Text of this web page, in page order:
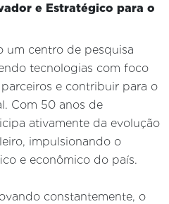
e Estratégico para o
um centro de pesquisa
tecnologias com foco
e contribuir para o
Com 50 anos de
ativamente da evolução
impulsionando o
e econômico do país.
constantemente, o